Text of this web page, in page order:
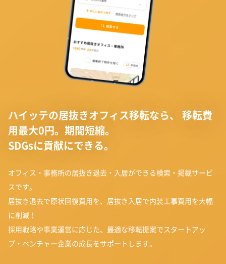
ハイッテの居抜きオフィス移転なら、
移転費
用最大0円。期間短縮。
SDGsに貢献にできる。
オフィス・事務所の居抜き退去・入居ができる検索・掲載サービ
スです。
居抜き退去で原状回復費用を、居抜き入居で内装工事費用を大幅
に削減！
採用戦略や事業運営に応じた、最適な移転提案でスタートアッ
プ・ベンチャー企業の成長をサポートします。